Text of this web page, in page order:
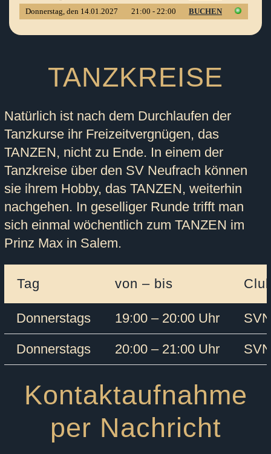
TANZKREISE
Natürlich ist nach dem Durchlaufen der
Tanzkurse ihr Freizeitvergnügen, das
TANZEN, nicht zu Ende. In einem der
Tanzkreise über den SV Neufrach können
sie ihrem Hobby, das TANZEN, weiterhin
nachgehen. In geselliger Runde trifft man
sich einmal wöchentlich zum TANZEN im
Prinz Max in Salem.
Tag von – bis
Donnerstags 19:00 – 20:00 Uhr
Donnerstags 20:00 – 21:00 Uhr
Kontaktaufnahme
per Nachricht